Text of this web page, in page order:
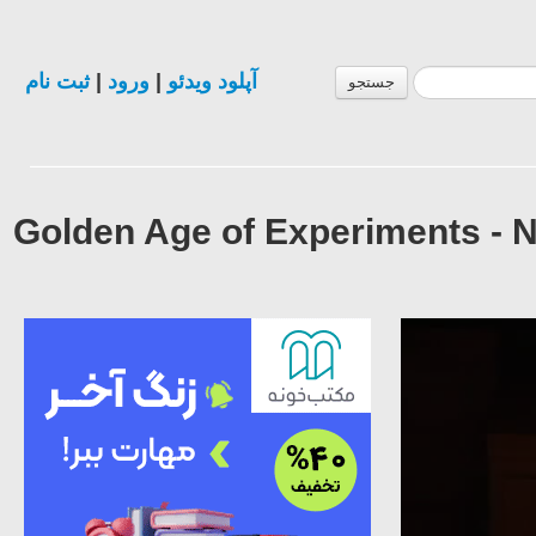
جستجو آپلود ویدئو| ورود| ثبت نام
5 - Golden Age of